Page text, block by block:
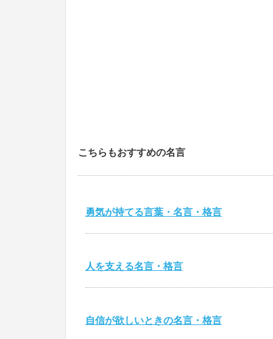
こちらもおすすめの名言
勇気が持てる言葉・名言・格言
人を支える名言・格言
自信が欲しいときの名言・格言